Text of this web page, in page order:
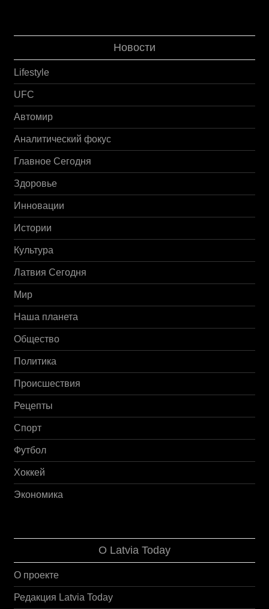
Новости
Lifestyle
UFC
Автомир
Аналитический фокус
Главное Сегодня
Здоровье
Инновации
Истории
Культура
Латвия Сегодня
Мир
Наша планета
Общество
Политика
Происшествия
Рецепты
Спорт
Футбол
Хоккей
Экономика
О Latvia Today
О проекте
Редакция Latvia Today